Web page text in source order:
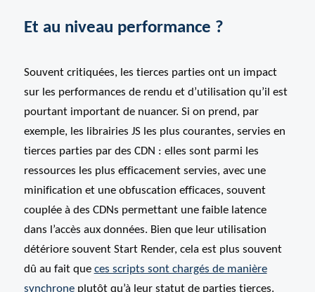
Et au niveau performance ?
Souvent critiquées, les tierces parties ont un impact
sur les performances de rendu et d’utilisation qu’il est
pourtant important de nuancer. Si on prend, par
exemple, les librairies JS les plus courantes, servies en
tierces parties par des CDN : elles sont parmi les
ressources les plus efficacement servies, avec une
minification et une obfuscation efficaces, souvent
couplée à des CDNs permettant une faible latence
dans l’accès aux données. Bien que leur utilisation
détériore souvent Start Render, cela est plus souvent
dû au fait que ces scripts sont chargés de manière
synchroneplutôt qu’à leur statut de parties tierces.